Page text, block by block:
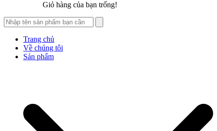
Giỏ hàng của bạn trống!
Trang chủ
Về chúng tôi
Sản phẩm